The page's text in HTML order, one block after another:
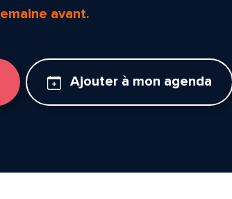
avant.
Ajouter à mon agenda